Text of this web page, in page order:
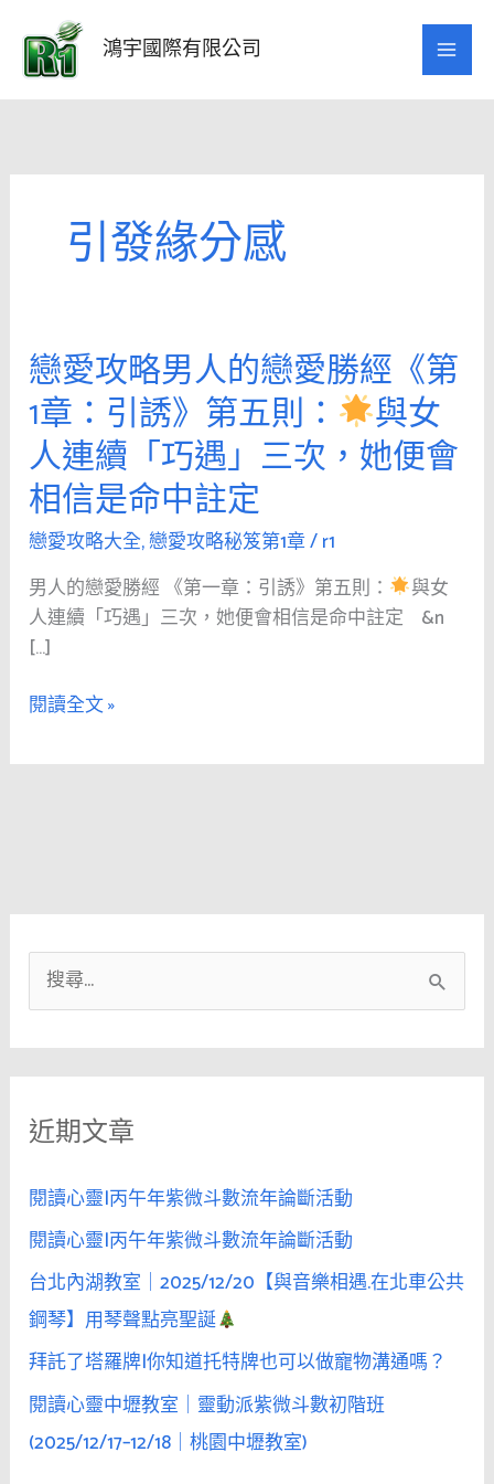
要
鴻宇國際有限公司
引發緣分感
戀愛攻略男人的戀愛勝經《第
1章：引誘》第五則： 與女
人連續「巧遇」三次，她便會
相信是命中註定
戀愛攻略大全,戀愛攻略秘笈第1章/r1
男人的戀愛勝經 《第一章：引誘》第五則：
與女
人連續「巧遇」三次，她便會相信是命中註定 &n
[…]
戀
愛
攻
略
男
人
的
戀
愛
勝
經
《第
1
與
人
連
續
遇」
次，
她
便
會
相
信
是
命
中
閱讀全文 »
尋
關
字
近期文章
閱讀心靈|丙午年紫微斗數流年論斷活動
閱讀心靈|丙午年紫微斗數流年論斷活動
台北內湖教室｜2025/12/20【與音樂相遇.在北車公共
鋼琴】用琴聲點亮聖誕
拜託了塔羅牌|你知道托特牌也可以做寵物溝通嗎？
閱讀心靈中壢教室｜靈動派紫微斗數初階班
(2025/12/17–12/18｜桃園中壢教室)